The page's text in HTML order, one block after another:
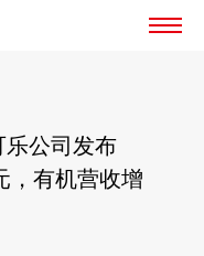
乐公司发布
，有机营收增